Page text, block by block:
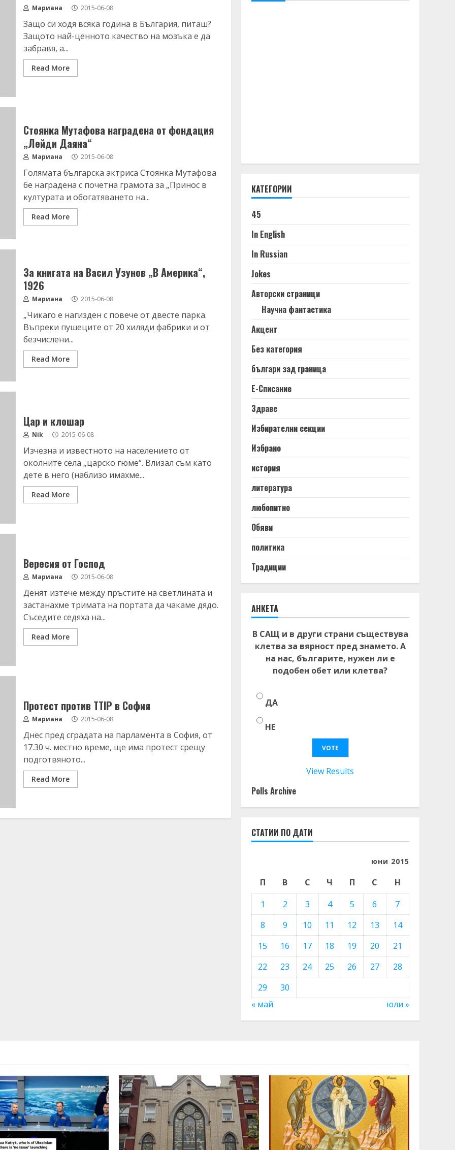
Мариана 2015-06-08
Защо си ходя всяка година в България, питаш?
Защото най-ценното качество на мозъка е да
забравя, а...
Read More
Стоянка Мутафова наградена от фондация
„Лейди Даяна“
Мариана 2015-06-08
Голямата българска актриса Стоянка Мутафова
бе наградена с почетна грамота за „Принос в
културата и обогатяването на...
Read More
За книгата на Васил Узунов „В Америка“,
1926
Мариана 2015-06-08
„Чикаго е нагизден с повече от двесте парка.
Въпреки пушеците от 20 хиляди фабрики и от
безчислени...
Read More
Цар и клошар
Nik 2015-06-08
Изчезна и известното на населението от
околните села „царско гюме“. Влизал съм като
дете в него (наблизо имахме...
Read More
Вересия от Господ
Мариана 2015-06-08
Денят изтече между пръстите на светлината и
застанахме тримата на портата да чакаме дядо.
Съседите седяха на...
Read More
Протест против TTIP в София
Мариана 2015-06-08
Днес пред сградата на парламента в София, от
17.30 ч. местно време, ще има протест срещу
подготвяното...
Read More
КАТЕГОРИИ
45
In English
In Russian
Jokes
Авторски страници
Научна фантастика
Акцент
Без категория
българи зад граница
Е-Списание
Здраве
Избирателни секции
Избрано
история
литература
любопитно
Обяви
политика
Традиции
АНКЕТА
В САЩ и в други страни съществува
клетва за вярност пред знамето. А
на нас, българите, нужен ли е
подобен обет или клетва?
ДА
НЕ
View Results
Polls Archive
СТАТИИ ПО ДАТИ
юни 2015
П В С Ч П С
Н
1
2 3 4 5 6
7
8
9 10 11 12 13
14
15
16 17 18 19 20
21
22
23 24 25 26 27
28
29
30
« май
юли »